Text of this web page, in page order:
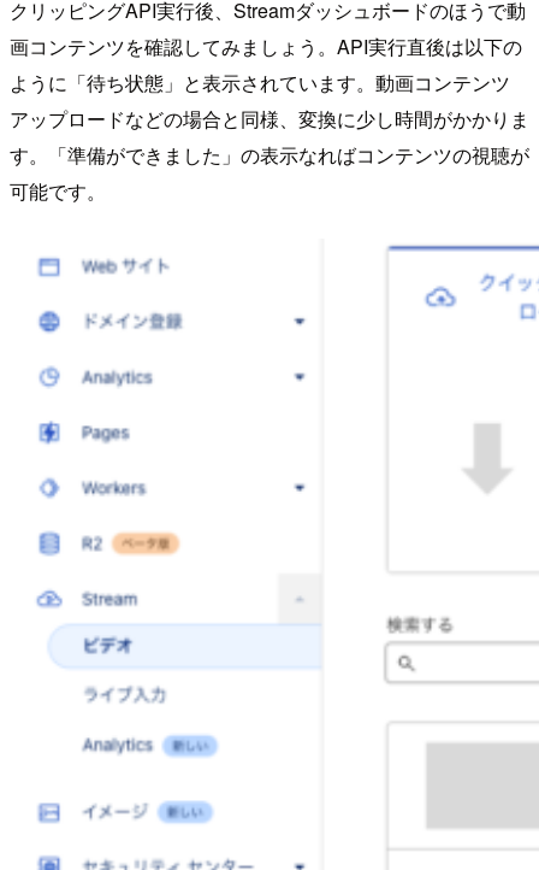
クリッピングAPI実行後、Streamダッシュボードのほうで動
画コンテンツを確認してみましょう。API実行直後は以下の
ように「待ち状態」と表示されています。動画コンテンツ
アップロードなどの場合と同様、変換に少し時間がかかりま
す。「準備ができました」の表示なればコンテンツの視聴が
可能です。